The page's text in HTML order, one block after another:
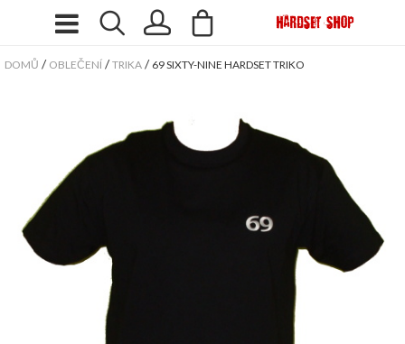
DOMŮ / OBLEČENÍ /TRIKA / 69 SIXTY-NINE HARDSET TRIKO